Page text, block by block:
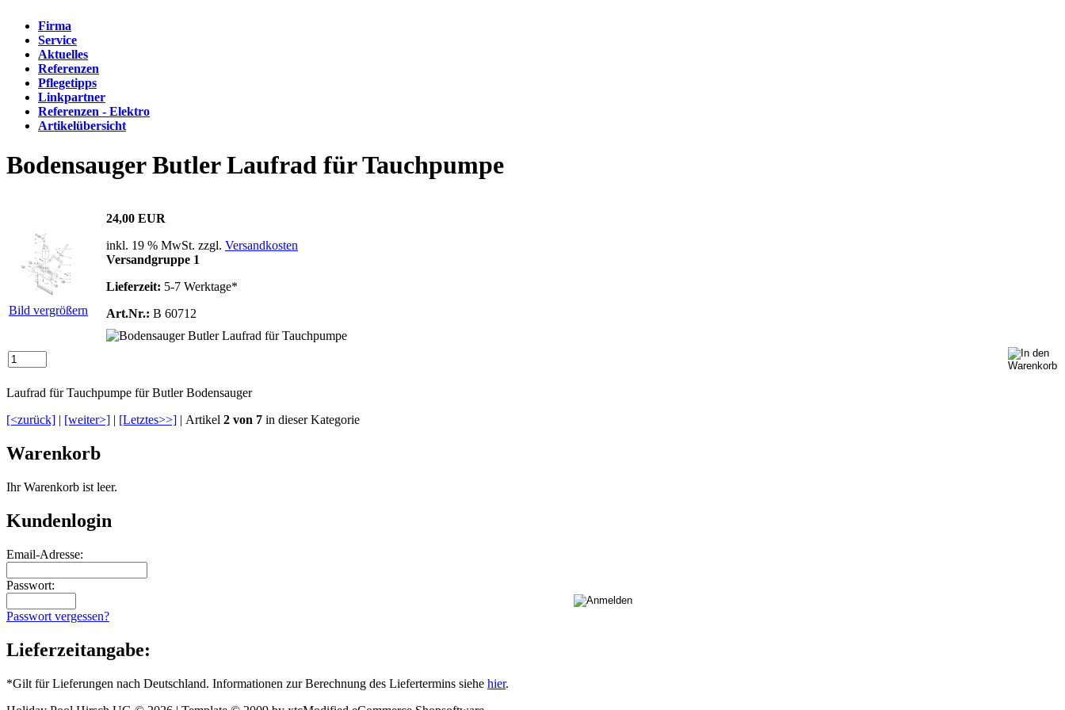
Firma
Service
Aktuelles
Referenzen
Pflegetipps
Linkpartner
Referenzen - Elektro
Artikelübersicht
Bodensauger Butler Laufrad für Tauchpumpe
Bild vergrößern
24,00 EUR
inkl. 19 % MwSt. zzgl. Versandkosten
Versandgruppe 1
Lieferzeit: 5-7 Werktage*
Art.Nr.: B 60712
Laufrad für Tauchpumpe für Butler Bodensauger
[<zurück] | [weiter>] | [Letztes>>] | Artikel 2 von 7 in dieser Kategorie
Warenkorb
Ihr Warenkorb ist leer.
Kundenlogin
Email-Adresse:
Passwort:
Passwort vergessen?
Lieferzeitangabe:
*Gilt für Lieferungen nach Deutschland. Informationen zur Berechnung des Liefertermins siehe hier.